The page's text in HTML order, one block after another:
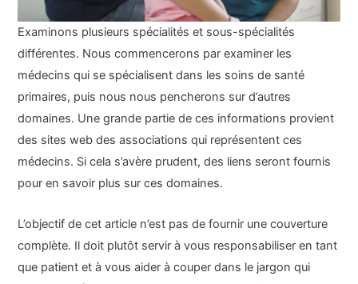
Examinons plusieurs spécialités et sous-spécialités
différentes. Nous commencerons par examiner les
médecins qui se spécialisent dans les soins de santé
primaires, puis nous nous pencherons sur d’autres
domaines. Une grande partie de ces informations provient
des sites web des associations qui représentent ces
médecins. Si cela s’avère prudent, des liens seront fournis
pour en savoir plus sur ces domaines.
L’objectif de cet article n’est pas de fournir une couverture
complète. Il doit plutôt servir à vous responsabiliser en tant
que patient et à vous aider à couper dans le jargon qui